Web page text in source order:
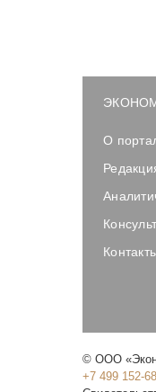
О
© ООО
+7 499 152-